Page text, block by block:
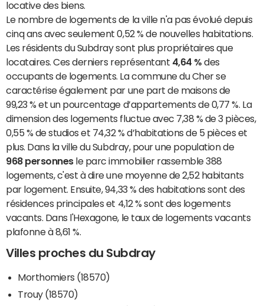
locative des biens.
Le nombre de logements de la ville n'a pas évolué depuis
cinq ans avec seulement 0,52 % de nouvelles habitations.
Les résidents du Subdray sont plus propriétaires que
locataires. Ces derniers représentant 4,64 % des
occupants de logements. La commune du Cher se
caractérise également par une part de maisons de
99,23 % et un pourcentage d’appartements de 0,77 %. La
dimension des logements fluctue avec 7,38 % de 3 pièces,
0,55 % de studios et 74,32 % d’habitations de 5 pièces et
plus. Dans la ville du Subdray, pour une population de
968 personnesle parc immobilier rassemble 388
logements, c'est à dire une moyenne de 2,52 habitants
par logement. Ensuite, 94,33 % des habitations sont des
résidences principales et 4,12 % sont des logements
vacants. Dans l'Hexagone, le taux de logements vacants
plafonne à 8,61 %.
Villes proches du Subdray
Morthomiers (18570)
Trouy (18570)